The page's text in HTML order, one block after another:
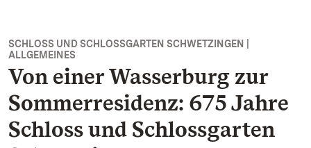
SCHLOSS UND SCHLOSSGARTEN SCHWETZINGEN |
ALLGEMEINES
Von einer Wasserburg zur
Sommerresidenz: 675 Jahre
Schloss und Schlossgarten